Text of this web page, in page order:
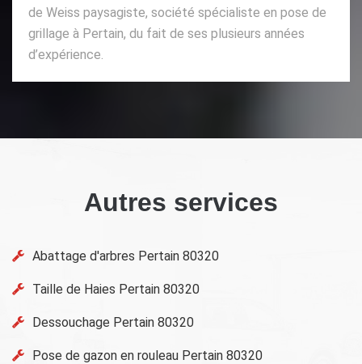
de Weiss paysagiste, société spécialiste en pose de
grillage à Pertain, du fait de ses plusieurs années
d’expérience.
Autres services
Abattage d'arbres Pertain 80320
Taille de Haies Pertain 80320
Dessouchage Pertain 80320
Pose de gazon en rouleau Pertain 80320